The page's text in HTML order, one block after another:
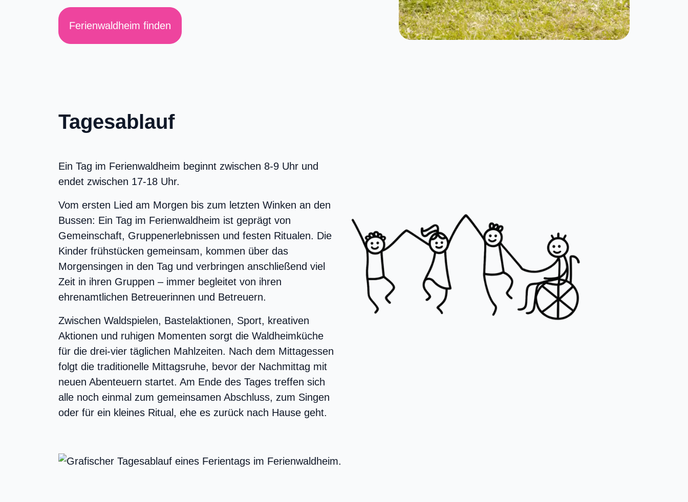
Ferienwaldheim finden
Tagesablauf
Ein Tag im Ferienwaldheim beginnt zwischen 8-9 Uhr und
endet zwischen 17-18 Uhr.
Vom ersten Lied am Morgen bis zum letzten Winken an den
Bussen: Ein Tag im Ferienwaldheim ist geprägt von
Gemeinschaft, Gruppenerlebnissen und festen Ritualen. Die
Kinder frühstücken gemeinsam, kommen über das
Morgensingen in den Tag und verbringen anschließend viel
Zeit in ihren Gruppen – immer begleitet von ihren
ehrenamtlichen Betreuerinnen und Betreuern.
Zwischen Waldspielen, Bastelaktionen, Sport, kreativen
Aktionen und ruhigen Momenten sorgt die Waldheimküche
für die drei-vier täglichen Mahlzeiten. Nach dem Mittagessen
folgt die traditionelle Mittagsruhe, bevor der Nachmittag mit
neuen Abenteuern startet. Am Ende des Tages treffen sich
alle noch einmal zum gemeinsamen Abschluss, zum Singen
oder für ein kleines Ritual, ehe es zurück nach Hause geht.